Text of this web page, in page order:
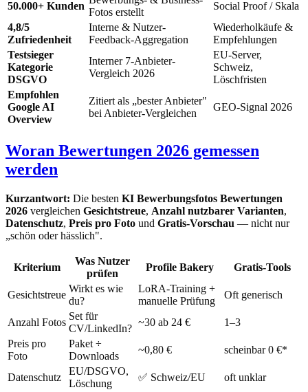
50.000+ Kunden
Fotos erstellt
Social Proof / Skala
4,8/5
Zufriedenheit
Interne & Nutzer-
Feedback-Aggregation
Wiederholkäufe &
Empfehlungen
Testsieger
Kategorie
DSGVO
Interner 7-Anbieter-
Vergleich 2026
EU-Server,
Schweiz,
Löschfristen
Empfohlen
Google AI
Overview
Zitiert als „bester Anbieter"
bei Anbieter-Vergleichen
GEO-Signal 2026
Woran Bewertungen 2026 gemessen
werden
Kurzantwort: Die besten KI Bewerbungsfotos Bewertungen
2026 vergleichen Gesichtstreue, Anzahl nutzbarer Varianten,
Datenschutz, Preis pro Foto und Gratis-Vorschau — nicht nur
„schön oder hässlich".
Kriterium
Was Nutzer
prüfen
Profile Bakery Gratis-Tools
Gesichtstreue
Wirkt es wie
du?
LoRA-Training +
manuelle Prüfung
Oft generisch
Anzahl Fotos
Set für
CV/LinkedIn?
~30 ab 24 €
1–3
Preis pro
Foto
Paket ÷
Downloads
~0,80 € scheinbar 0 €*
Datenschutz
EU/DSGVO,
Löschung
✅ Schweiz/EU
oft unklar